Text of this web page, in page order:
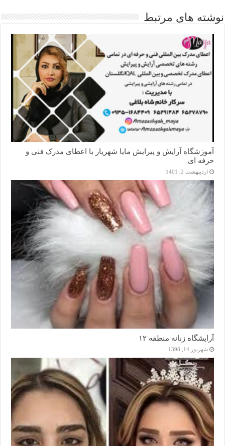
نوشته های مرتبط
آموزشگاه آرایش و پیرایش مایا شهریار با اعطای مدرک فنی و
حرفه ای
اردیبهشت 2, 1401
آرایشگاه زنانه منطقه ۱۲
شهریور 14, 1398